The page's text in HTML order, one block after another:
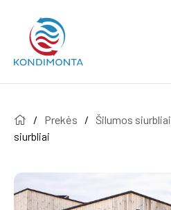
/ Prekės / Šilumos siurbliai
siurbliai